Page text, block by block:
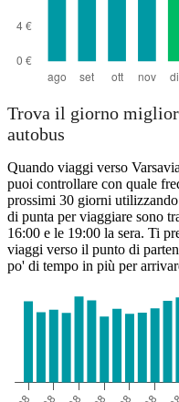
Trova il giorno
autobus
Quando viaggi verso
puoi controllare con quale
prossimi 30 giorni
di punta per viaggiare sono
16:00 e le 19:00 la sera. Ti
viaggi verso il punto di
po' di tempo in più per